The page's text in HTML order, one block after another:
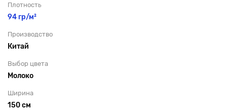
Плотность
94 гр/м²
Производство
Китай
Выбор цвета
Молоко
Ширина
150 см